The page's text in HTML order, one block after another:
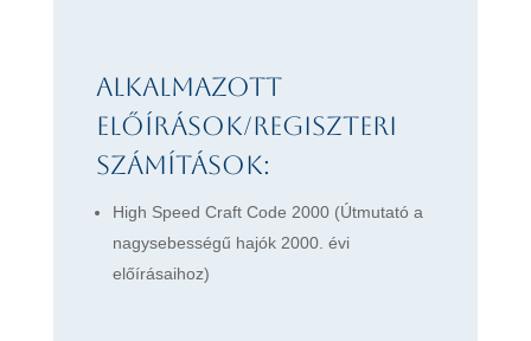
Alkalmazott
előírások/regiszteri
számítások:
High Speed Craft Code 2000 (Útmutató a
nagysebességű hajók 2000. évi
előírásaihoz)